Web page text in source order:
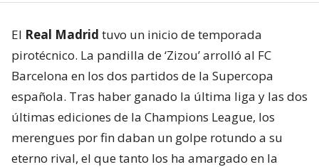
El Real Madrid tuvo un inicio de temporada
pirotécnico. La pandilla de ‘Zizou’ arrolló al FC
Barcelona en los dos partidos de la Supercopa
española. Tras haber ganado la última liga y las dos
últimas ediciones de la Champions League, los
merengues por fin daban un golpe rotundo a su
eterno rival, el que tanto los ha amargado en la